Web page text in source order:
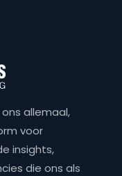
allemaal,
voor
insights,
die ons als